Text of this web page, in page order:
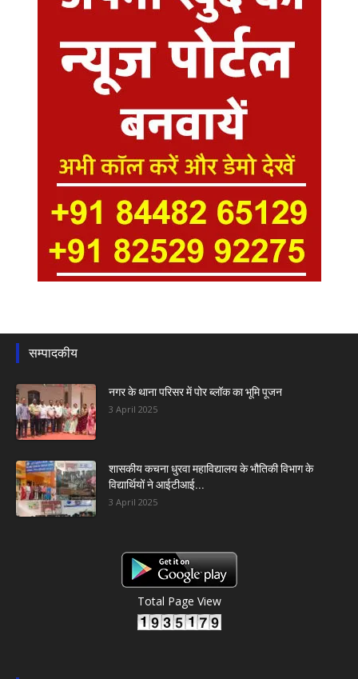
सम्पादकीय
नगर के थाना परिसर में पोर ब्लॉक का भूमि पूजन
3 April 2025
शासकीय कचना धुरवा महाविद्यालय के भौतिकी विभाग के
विद्यार्थियों ने आईटीआई...
3 April 2025
Total Page View